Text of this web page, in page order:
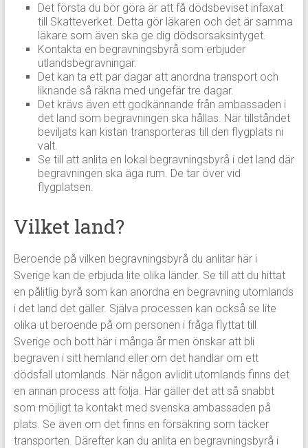
Det första du bör göra är att få dödsbeviset infaxat
till Skatteverket. Detta gör läkaren och det är samma
läkare som även ska ge dig dödsorsaksintyget.
Kontakta en begravningsbyrå som erbjuder
utlandsbegravningar.
Det kan ta ett par dagar att anordna transport och
liknande så räkna med ungefär tre dagar.
Det krävs även ett godkännande från ambassaden i
det land som begravningen ska hållas. När tillståndet
beviljats kan kistan transporteras till den flygplats ni
valt.
Se till att anlita en lokal begravningsbyrå i det land där
begravningen ska äga rum. De tar över vid
flygplatsen.
Vilket land?
Beroende på vilken begravningsbyrå du anlitar här i
Sverige kan de erbjuda lite olika länder. Se till att du hittat
en pålitlig byrå som kan anordna en begravning utomlands
i det land det gäller. Själva processen kan också se lite
olika ut beroende på om personen i fråga flyttat till
Sverige och bott här i många år men önskar att bli
begraven i sitt hemland eller om det handlar om ett
dödsfall utomlands. När någon avlidit utomlands finns det
en annan process att följa. Här gäller det att så snabbt
som möjligt ta kontakt med svenska ambassaden på
plats. Se även om det finns en försäkring som täcker
transporten. Därefter kan du anlita en begravningsbyrå i